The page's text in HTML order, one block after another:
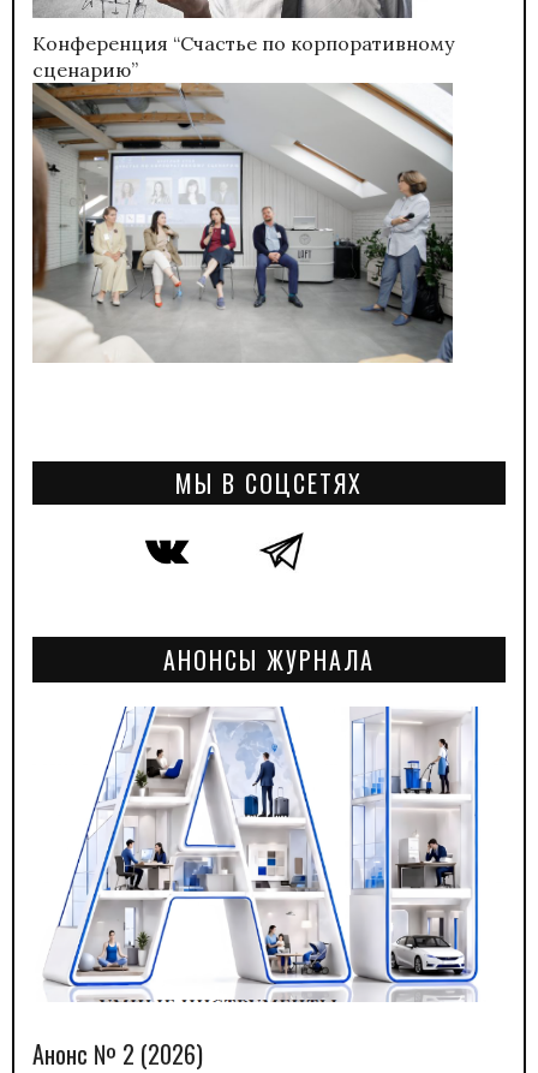
Конференция “Счастье по корпоративному
сценарию”
МЫ В СОЦСЕТЯХ
АНОНСЫ ЖУРНАЛА
Анонс № 2 (2026)